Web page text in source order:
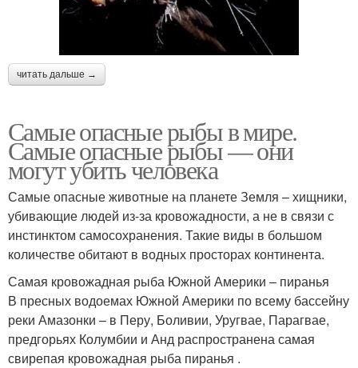
читать дальше →
Самые опасные рыбы в мире.
Самые опасные рыбы — они
могут убить человека
Самые опасные животные на планете Земля – хищники,
убивающие людей из-за кровожадности, а не в связи с
инстинктом самосохранения. Такие виды в большом
количестве обитают в водных просторах континента.
Самая кровожадная рыба Южной Америки – пиранья
В пресных водоемах Южной Америки по всему бассейну
реки Амазонки – в Перу, Боливии, Уругвае, Парагвае,
предгорьях Колумбии и Анд распространена самая
свирепая кровожадная рыба пиранья .